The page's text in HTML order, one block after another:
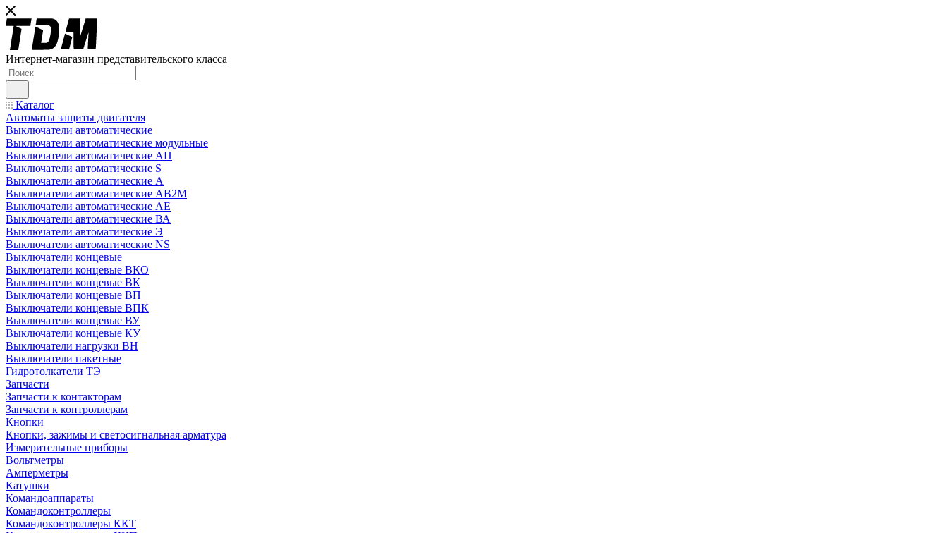
Интернет-магазин представительского класса
Каталог
Автоматы защиты двигателя
Выключатели автоматические
Выключатели автоматические модульные
Выключатели автоматические АП
Выключатели автоматические S
Выключатели автоматические А
Выключатели автоматические АВ2М
Выключатели автоматические АЕ
Выключатели автоматические ВА
Выключатели автоматические Э
Выключатели автоматические NS
Выключатели концевые
Выключатели концевые ВКО
Выключатели концевые ВК
Выключатели концевые ВП
Выключатели концевые ВПК
Выключатели концевые ВУ
Выключатели концевые КУ
Выключатели нагрузки ВН
Выключатели пакетные
Гидротолкатели ТЭ
Запчасти
Запчасти к контакторам
Запчасти к контроллерам
Кнопки
Кнопки, зажимы и светосигнальная арматура
Измерительные приборы
Вольтметры
Амперметры
Катушки
Командоаппараты
Командоконтроллеры
Командоконтроллеры ККТ